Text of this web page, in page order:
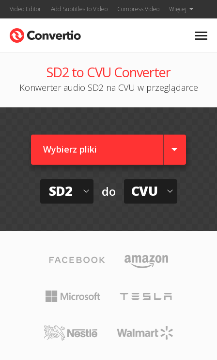
Video Editor Add Subtitles to Video Compress Video Więcej
SD2 to CVU Converter
Konwerter audio SD2 na CVU w przeglądarce
Wybierz pliki
SD2 do CVU